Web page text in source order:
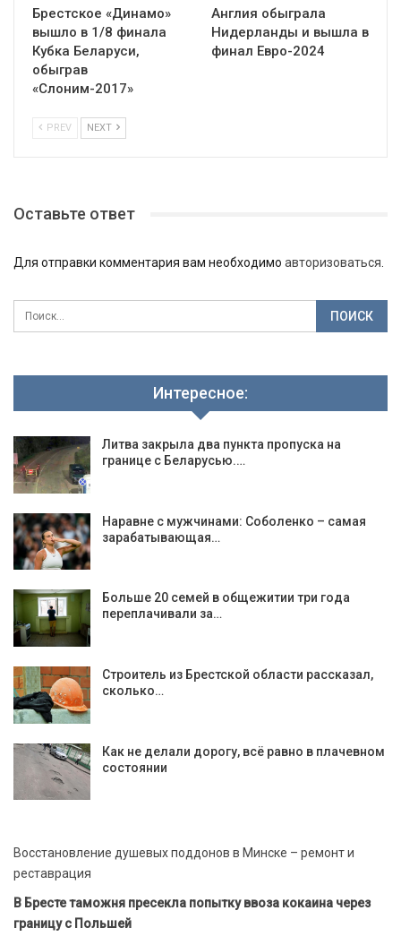
Брестское «Динамо»
вышло в 1/8 финала
Кубка Беларуси,
обыграв
«Слоним-2017»
Англия обыграла
Нидерланды и вышла в
финал Евро-2024
PREV NEXT
Оставьте ответ
Для отправки комментария вам необходимо авторизоваться
Интересное:
Литва закрыла два пункта пропуска на
границе с Беларусью.…
Наравне с мужчинами: Соболенко – самая
зарабатывающая…
Больше 20 семей в общежитии три года
переплачивали за…
Строитель из Брестской области рассказал,
сколько…
Как не делали дорогу, всё равно в плачевном
состоянии
Восстановление душевых поддонов в Минске – ремонт и
реставрация
В Бресте таможня пресекла попытку ввоза кокаина через
границу с Польшей